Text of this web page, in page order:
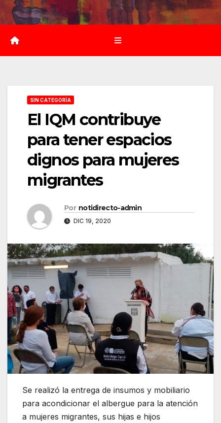
Saltar
al
contenido
SIN CATEGORÍA
El IQM contribuye
para tener espacios
dignos para mujeres
migrantes
Por notidirecto-admin
DIC 19, 2020
Se realizó la entrega de insumos y mobiliario
para acondicionar el albergue para la atención
a mujeres migrantes, sus hijas e hijos